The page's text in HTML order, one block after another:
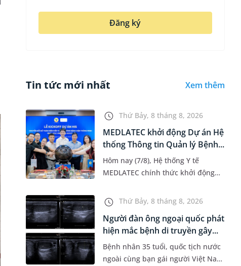
Đăng ký
Tin tức mới nhất Xem thêm
Thứ Bảy, 8 tháng 8, 2026
MEDLATEC khởi động Dự án Hệ
thống Thông tin Quản lý Bệnh...
Hôm nay (7/8), Hệ thống Y tế
MEDLATEC chính thức khởi động
Bệnh viện (HIS - Hospital
Information System) giai đoạn mới.
Dự á...
Thứ Bảy, 8 tháng 8, 2026
Người đàn ông ngoại quốc phát
hiện mắc bệnh di truyền gây...
Bệnh nhân 35 tuổi, quốc tịch nước
ngoài cùng bạn gái người Việt Nam